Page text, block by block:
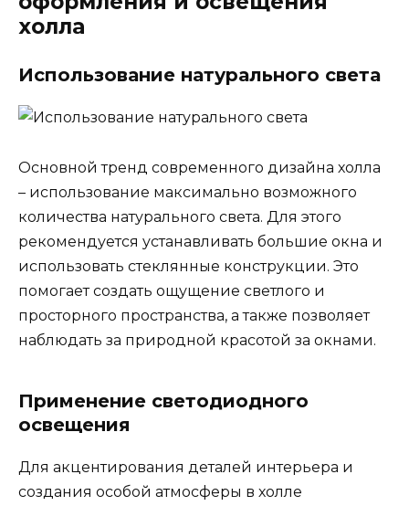
холла
Использование натурального света
Основной тренд современного дизайна холла
– использование максимально возможного
количества натурального света. Для этого
рекомендуется устанавливать большие окна и
использовать стеклянные конструкции. Это
помогает создать ощущение светлого и
просторного пространства, а также позволяет
наблюдать за природной красотой за окнами.
Применение светодиодного
освещения
Для акцентирования деталей интерьера и
создания особой атмосферы в холле